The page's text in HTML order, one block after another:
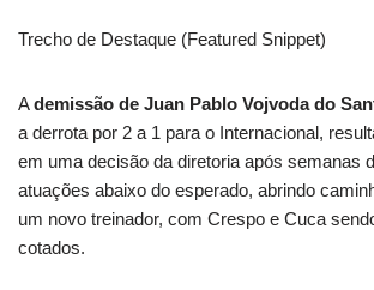
Trecho de Destaque (Featured Snippet)
Ademissão de Juan Pablo Vojvoda do
a derrota por 2 a 1 para o Internacional,
em uma decisão da diretoria após semanas
atuações abaixo do esperado, abrindo
um novo treinador, com Crespo e Cuca
cotados.